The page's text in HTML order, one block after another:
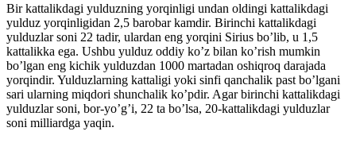
Bir kattalikdagi yulduzning yorqinligi undan oldingi kattalikdagi
yulduz yorqinligidan 2,5 barobar kamdir. Birinchi kattalikdagi
yulduzlar soni 22 tadir, ulardan eng yorqini Sirius bo’lib, u 1,5
kattalikka ega. Ushbu yulduz oddiy ko’z bilan ko’rish mumkin
bo’lgan eng kichik yulduzdan 1000 martadan oshiqroq darajada
yorqindir. Yulduzlarning kattaligi yoki sinfi qanchalik past bo’lgani
sari ularning miqdori shunchalik ko’pdir. Agar birinchi kattalikdagi
yulduzlar soni, bor-yo’g’i, 22 ta bo’lsa, 20-kattalikdagi yulduzlar
soni milliardga yaqin.